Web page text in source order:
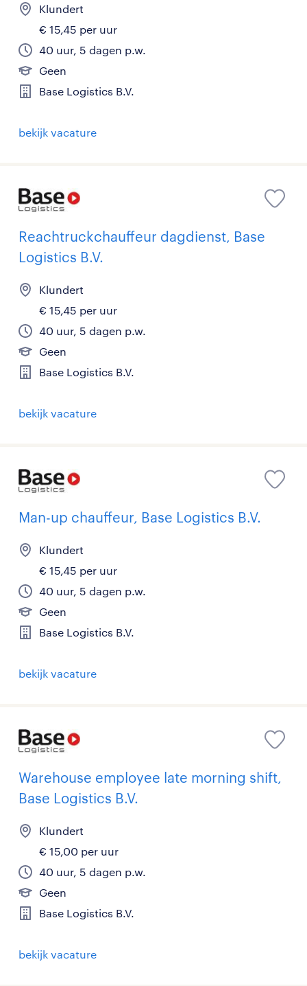
Klundert
€ 15,45 per uur
40 uur, 5 dagen p.w.
Geen
Base Logistics B.V.
bekijk vacature
Reachtruckchauffeur dagdienst, Base
Logistics B.V.
Klundert
€ 15,45 per uur
40 uur, 5 dagen p.w.
Geen
Base Logistics B.V.
bekijk vacature
Man-up chauffeur, Base Logistics B.V.
Klundert
€ 15,45 per uur
40 uur, 5 dagen p.w.
Geen
Base Logistics B.V.
bekijk vacature
Warehouse employee late morning shift,
Base Logistics B.V.
Klundert
€ 15,00 per uur
40 uur, 5 dagen p.w.
Geen
Base Logistics B.V.
bekijk vacature